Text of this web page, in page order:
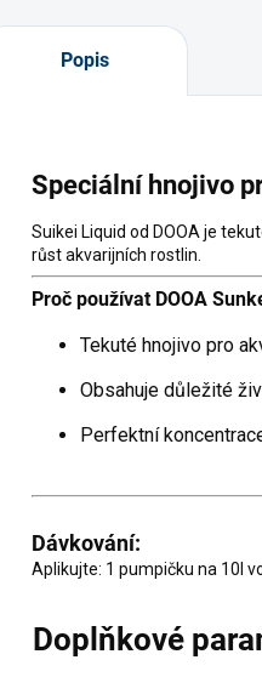
Popis
Speciální hnojivo
Suikei Liquid od DOOA je
růst akvarijních rostlin.
Proč používat DOOA
Tekuté hnojivo pro
Obsahuje důležité
Perfektní
Dávkování:
Aplikujte: 1 pumpičku na 10l
Doplňkové